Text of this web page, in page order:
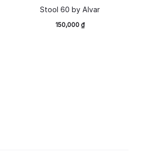
Stool 60 by Alvar
150,000₫